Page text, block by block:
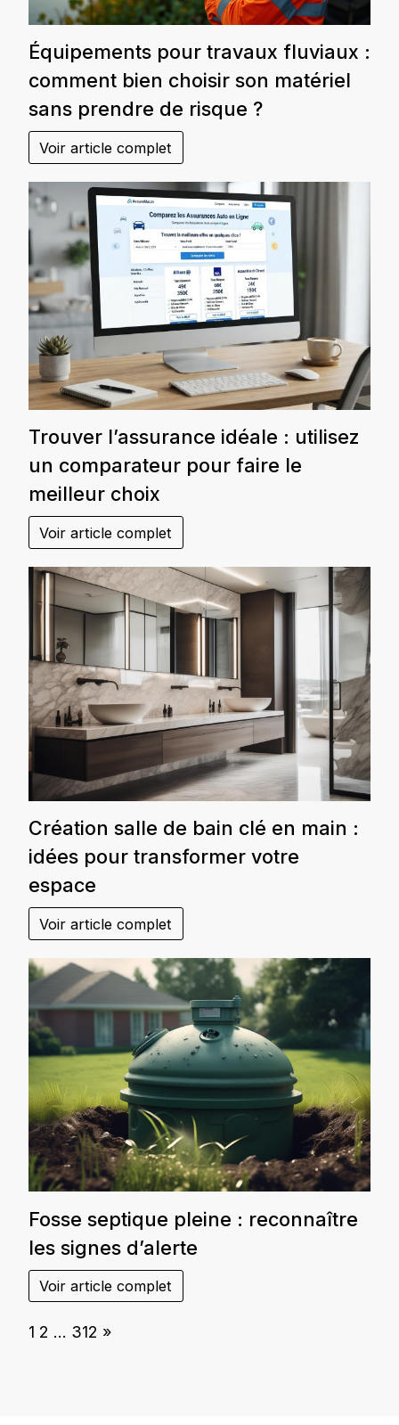
Équipements pour travaux fluviaux :
comment bien choisir son matériel
sans prendre de risque ?
Voir article complet
Trouver l’assurance idéale : utilisez
un comparateur pour faire le
meilleur choix
Voir article complet
Création salle de bain clé en main :
idées pour transformer votre
espace
Voir article complet
Fosse septique pleine : reconnaître
les signes d’alerte
Voir article complet
Page:
1 2 … 312 Next
»